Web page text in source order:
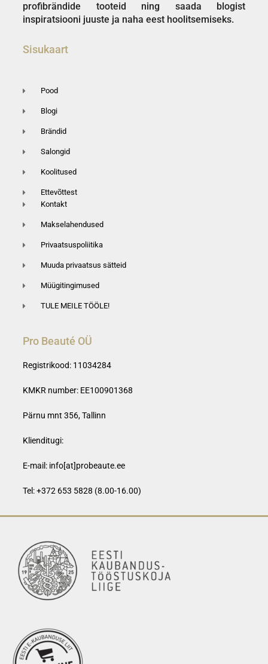
profibrändide tooteid ning saada blogist
inspiratsiooni juuste ja naha eest hoolitsemiseks.
Sisukaart
Pood
Blogi
Brändid
Salongid
Koolitused
Ettevõttest
Kontakt
Makselahendused
Privaatsuspoliitika
Muuda privaatsus sätteid
Müügitingimused
TULE MEILE TÖÖLE!
Pro Beauté OÜ
Registrikood: 11034284
KMKR number: EE100901368
Pärnu mnt 356, Tallinn
Klienditugi:
E-mail: info[at]probeaute.ee
Tel: +372 653 5828 (8.00-16.00)